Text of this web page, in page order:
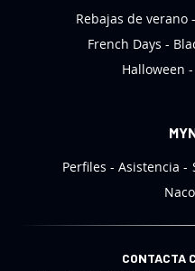
Rebajas de verano
French Days
Halloween
Perfiles
Asistencia
CONTACTA